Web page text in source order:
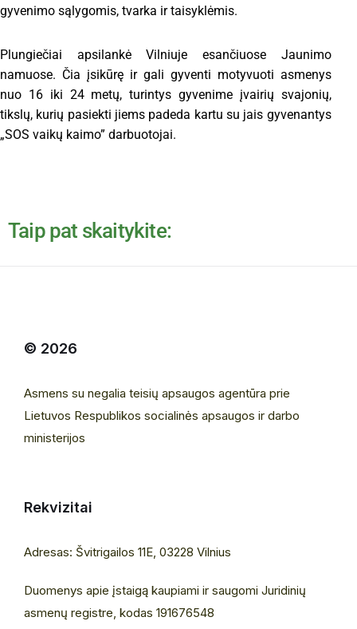
gyvenimo sąlygomis, tvarka irtaisyklėmis.
Plungiečiai apsilankė Vilniuje esančiuose Jaunimo
namuose. Čia įsikūrę ir gali gyventi motyvuoti asmenys
nuo 16 iki 24 metų, turintys gyvenime įvairių svajonių,
tikslų, kurių pasiekti jiems padeda kartu su jais gyvenantys
„SOS vaikų kaimo” darbuotojai.
Taip pat skaitykite:
© 2026
Asmens su negalia teisių apsaugos agentūra prie
Lietuvos Respublikos socialinės apsaugos ir darbo
ministerijos
Rekvizitai
Adresas: Švitrigailos 11E, 03228 Vilnius
Duomenys apie įstaigą kaupiami ir saugomi Juridinių
asmenų registre, kodas 191676548